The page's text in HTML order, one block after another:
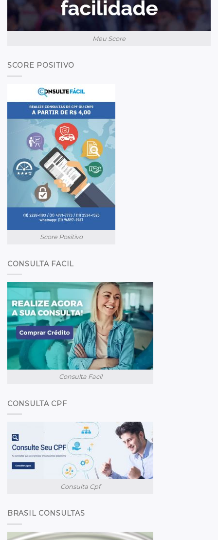
Meu Score
SCORE POSITIVO
Score Positivo
CONSULTA FACIL
Consulta Facil
CONSULTA CPF
Consulta Cpf
BRASIL CONSULTAS